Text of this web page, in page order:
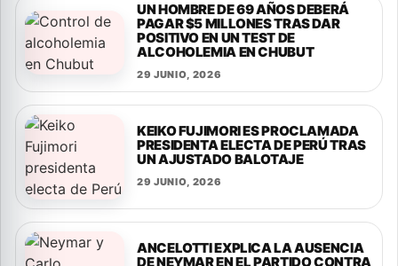
UN HOMBRE DE 69 AÑOS DEBERÁ
PAGAR $5 MILLONES TRAS DAR
POSITIVO EN UN TEST DE
ALCOHOLEMIA EN CHUBUT
29 JUNIO, 2026
KEIKO FUJIMORI ES PROCLAMADA
PRESIDENTA ELECTA DE PERÚ TRAS
UN AJUSTADO BALOTAJE
29 JUNIO, 2026
ANCELOTTI EXPLICA LA AUSENCIA
DE NEYMAR EN EL PARTIDO CONTRA